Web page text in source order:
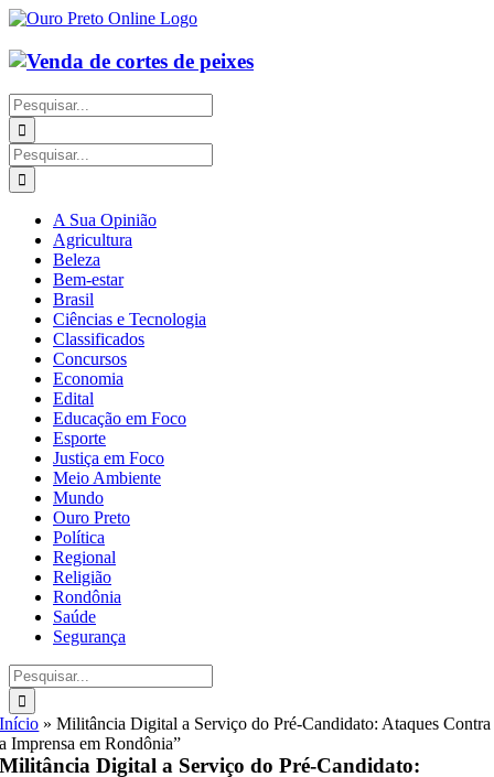
Ir
o
conteúdo
Buscar
resultados
para:
Buscar
resultados
para:
A Sua Opinião
Agricultura
Beleza
Bem-estar
Brasil
Ciências e Tecnologia
Classificados
Concursos
Economia
Edital
Educação em Foco
Esporte
Justiça em Foco
Meio Ambiente
Mundo
Ouro Preto
Política
Regional
Religião
Rondônia
Saúde
Segurança
Buscar
resultados
para:
Início »Militância Digital a Serviço do Pré-Candidato: Ataques Contra
a Imprensa em Rondônia”
Militância Digital a Serviço do Pré-Candidato: